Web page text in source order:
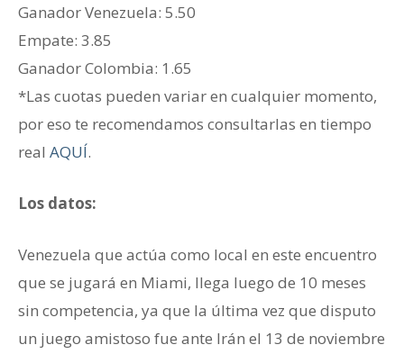
Ganador ‎Venezuela: 5.50
‎Empate: 3.85
Ganador ‎Colombia: 1.65
*Las cuotas pueden variar en cualquier momento,
por eso te recomendamos consultarlas en tiempo
real AQUÍ.
Los datos:
Venezuela que actúa como local en este encuentro
que se jugará en Miami, llega luego de 10 meses
sin competencia, ya que la última vez que disputo
un juego amistoso fue ante Irán el 13 de noviembre